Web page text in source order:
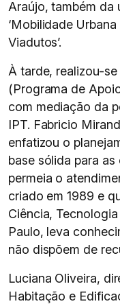
Araújo, também da
‘Mobilidade
Viadutos’.
À tarde, realizou-
(Programa de
com mediação da
IPT. Fabricio
enfatizou o
base sólida para
permeia o
criado em 1989 e
Ciência,
Paulo, leva
não dispõem de
Luciana Oliveira,
Habitação e